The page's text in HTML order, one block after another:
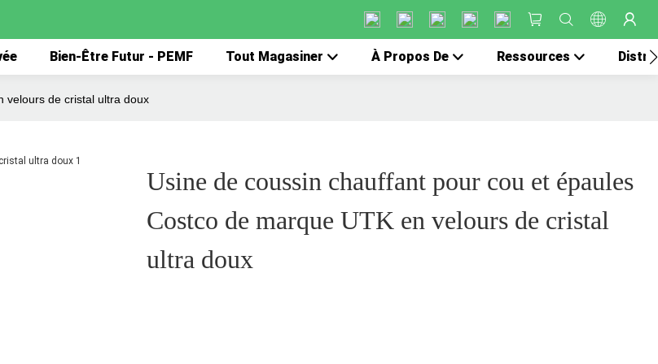
Bien-Être Futur - PEMF Tout Magasiner À Propos De Ressources
velours de cristal ultra doux
Usine de coussin chauffant pour cou et épaules
Costco de marque UTK en velours de cristal
ultra doux